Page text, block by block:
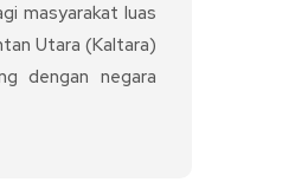
masyarakat luas
Utara (Kaltara)
dengan negara